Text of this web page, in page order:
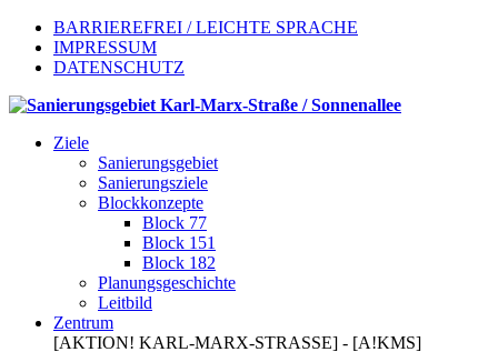
BARRIEREFREI / LEICHTE SPRACHE
IMPRESSUM
DATENSCHUTZ
Ziele
Sanierungsgebiet
Sanierungsziele
Blockkonzepte
Block 77
Block 151
Block 182
Planungsgeschichte
Leitbild
Zentrum
[AKTION! KARL-MARX-STRASSE] - [A!KMS]